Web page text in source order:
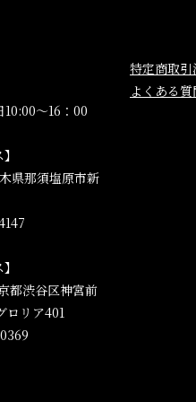
～16：00
県那須塩原市新
都渋谷区神宮前
ロリア401
特定商取引
よくある質